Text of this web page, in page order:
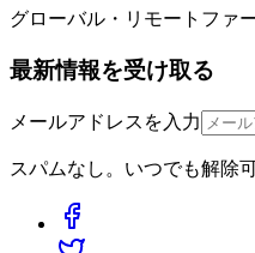
グローバル・リモートファ
最新情報を受け取る
メールアドレスを入力
スパムなし。いつでも解除可